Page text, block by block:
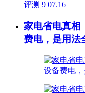
评测 9 07.16
家电省电真相
费电，是用法